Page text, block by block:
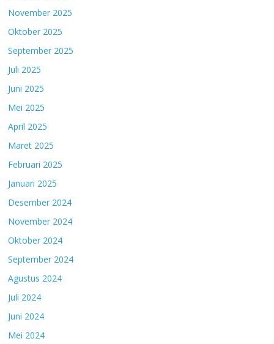
November 2025
Oktober 2025
September 2025
Juli 2025
Juni 2025
Mei 2025
April 2025
Maret 2025
Februari 2025
Januari 2025
Desember 2024
November 2024
Oktober 2024
September 2024
Agustus 2024
Juli 2024
Juni 2024
Mei 2024